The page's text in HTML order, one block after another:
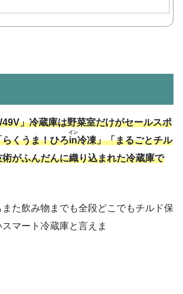
」冷蔵庫は野菜室だけがセールスポ
くうま！ひろin
イン
冷凍」「まるごとチル
がふんだんに織り込まれた冷蔵庫で
た飲み物までも全段どこでもチルド保
マート冷蔵庫と言えま
。